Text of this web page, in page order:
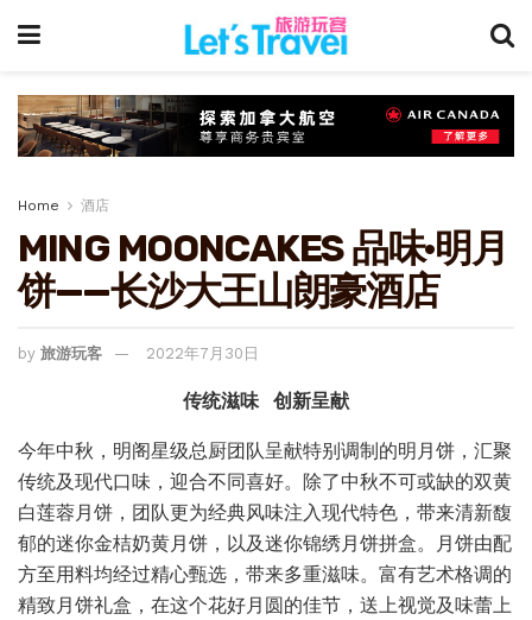
Home 酒店
MING MOONCAKES 品味·明月
饼——长沙大王山朗豪酒店
by 旅游玩客 2022年7月30日
传统滋味 创新呈献
今年中秋，明阁星级总厨团队呈献特别调制的明月饼，汇聚
传统及现代口味，迎合不同喜好。除了中秋不可或缺的双黄
白莲蓉月饼，团队更为经典风味注入现代特色，带来清新馥
郁的迷你金桔奶黄月饼，以及迷你锦绣月饼拼盒。月饼由配
方至用料均经过精心甄选，带来多重滋味。富有艺术格调的
精致月饼礼盒，在这个花好月圆的佳节，送上视觉及味蕾上